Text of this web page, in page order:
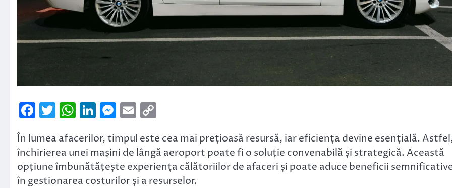
Facebook
Twitter
WhatsApp
LinkedIn
Messenger
Email
În lumea afacerilor, timpul este cea mai prețioasă resursă, iar eficiența devine esențială.
închirierea unei mașini de lângă aeroport poate fi o soluție convenabilă și strategică. Această
opțiune îmbunătățește experiența călătoriilor de afaceri și poate aduce beneficii
în gestionarea costurilor și a resurselor.